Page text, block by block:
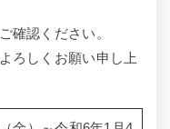
確認ください。
ろしくお願い申し上